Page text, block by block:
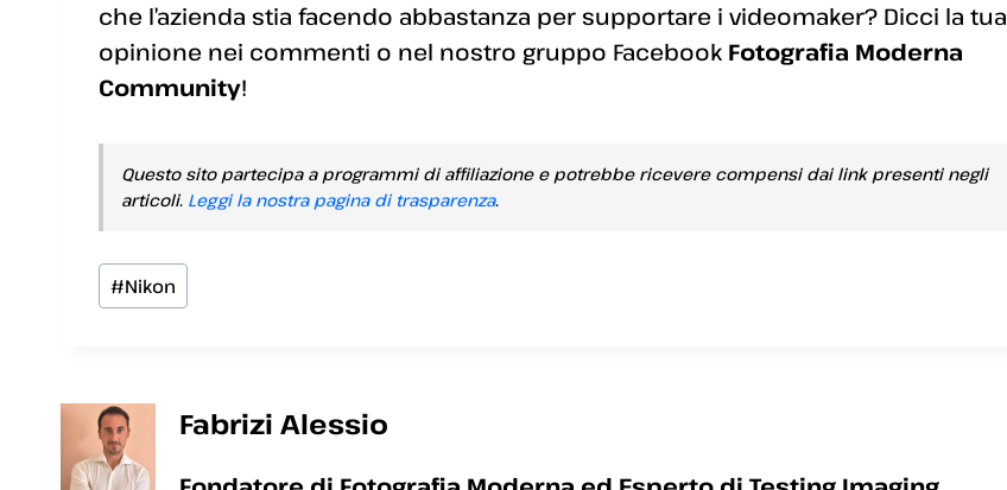
che l’azienda stia facendo abbastanza per supportare i videomaker? Dicci la tua
opinione nei commenti o nel nostro gruppo Facebook Fotografia Moderna
Community!
Questo sito partecipa a programmi di affiliazione e potrebbe ricevere compensi dai link presenti negli
articoli. Leggi la nostra pagina di trasparenza.
Tag
articolo:
#Nikon
Fabrizi Alessio